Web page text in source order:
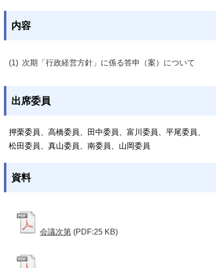
内容
次期「行政経営方針」に係る答申（案）について
出席委員
押栗委員、高橋委員、田中委員、富川委員、平尾委員、
松田委員、真山委員、南委員、山岡委員
資料
会議次第 (PDF:25 KB)